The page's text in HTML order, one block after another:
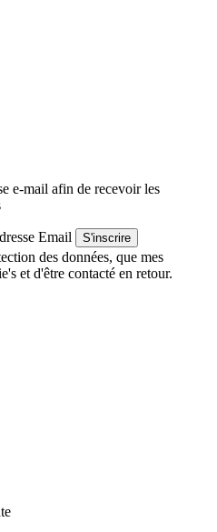
e-mail afin de recevoir les
Email S'inscrire
des données, que mes
et d'être contacté en retour.